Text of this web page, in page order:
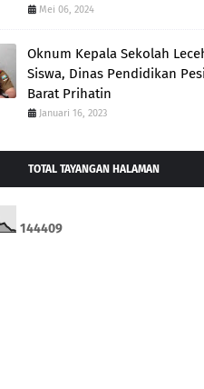
Mei 06, 2024
Oknum Kepala Sekolah
Siswa, Dinas Pendidikan
Barat Prihatin
Januari 16, 2023
TOTAL TAYANGAN HALAMAN
144409